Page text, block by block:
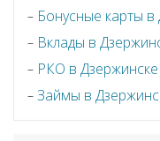
Бонусные карты в
Вклады в
РКО в Дзержинске
Займы в